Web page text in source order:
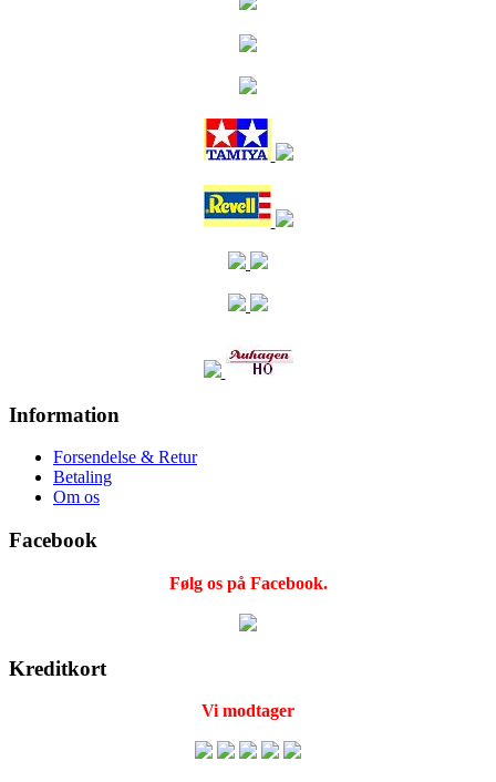
Information
Forsendelse & Retur
Betaling
Om os
Facebook
Følg os på Facebook.
Kreditkort
Vi modtager